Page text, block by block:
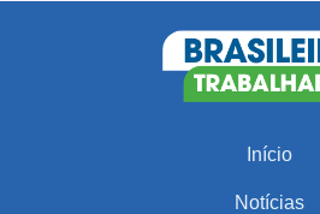
Início
Notícias